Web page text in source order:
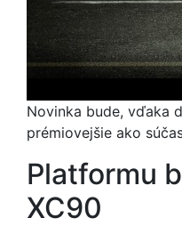
Novinka bude, vďaka
prémiovejšie ako
Platformu
XC90